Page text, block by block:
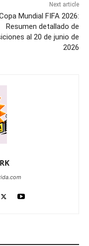
Next article
Mundial FIFA 2026:
Resumen detallado de
al 20 de junio de
2026